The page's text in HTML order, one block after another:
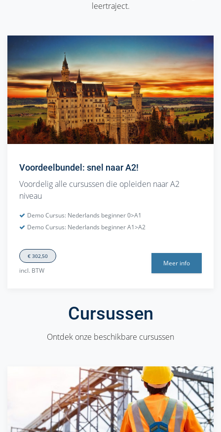
leertraject.
Voordeelbundel: snel naar A2!
Voordelig alle cursussen die opleiden naar A2
niveau
Demo Cursus: Nederlands beginner 0>A1
Demo Cursus: Nederlands beginner A1>A2
€ 302,50
incl. BTW
Meer info
Cursussen
Ontdek onze beschikbare cursussen